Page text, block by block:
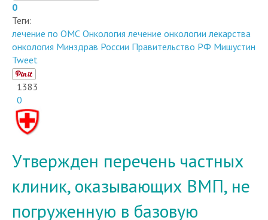
Теги:
лечение по ОМС
онкология Минздрав России Правительство РФ Мишустин
Tweet
1383
0
клиник, оказывающих ВМП, не
погруженную в базовую